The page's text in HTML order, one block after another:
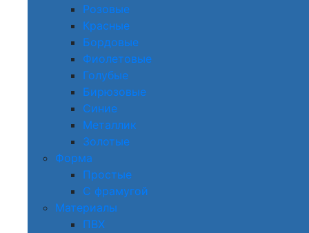
Розовые
Красные
Бордовые
Фиолетовые
Голубые
Бирюзовые
Синие
Металлик
Золотые
Форма
Простые
С фрамугой
Материалы
ПВХ